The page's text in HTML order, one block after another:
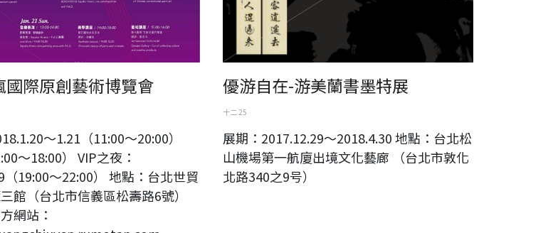
國際原創藝術博覽會
～1.21（11:00～20:00）
～18:00） VIP之夜：
（19:00～22:00） 地點：台北世貿
館（台北市信義區松壽路6號）
網站：
優游自在-游美蘭書墨特展
十二 25
展期：2017.12.29～2018.4.30 地點：台北松
山機場第一航廈出境文化藝廊 （台北市敦化
北路340之9号）